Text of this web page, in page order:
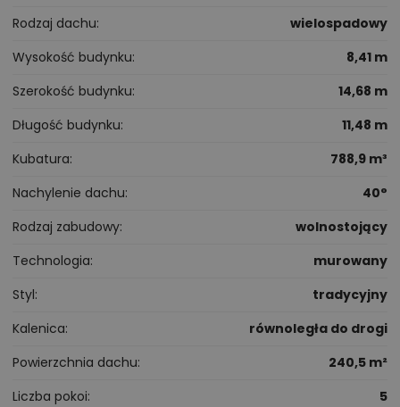
Rodzaj dachu
wielospadowy
Wysokość budynku
8,41 m
Szerokość budynku
14,68 m
Długość budynku
11,48 m
Kubatura
788,9 m³
Nachylenie dachu
40°
Rodzaj zabudowy
wolnostojący
Technologia
murowany
Styl
tradycyjny
Kalenica
równoległa do drogi
Powierzchnia dachu
240,5 m²
Liczba pokoi
5